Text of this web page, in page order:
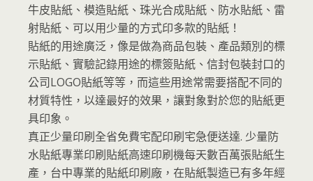
牛皮貼紙、模造貼紙、珠光合成貼紙、防水貼紙、雷
射貼紙、可以用少量的方式印多款的貼紙！
貼紙的用途廣泛，像是做為商品包裝、產品類別的標
示貼紙、實驗記錄用途的標簽貼紙、信封包裝封口的
公司LOGO貼紙等等，而這些用途常需要搭配不同的
材質特性，以達最好的效果，讓對象對於您的貼紙更
具印象。
真正少量印刷全省免費宅配印刷宅急便送達. 少量防
水貼紙專業印刷貼紙高速印刷機每天數百萬張貼紙生
產，台中專業的貼紙印刷廠，在貼紙製造已有多年經